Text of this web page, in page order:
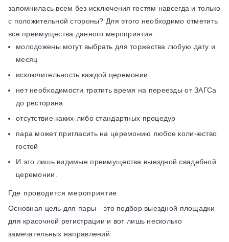
запомнилась всем без исключения гостям навсегда и только
с положительной стороны? Для этого необходимо отметить
все преимущества данного мероприятия:
молодожены могут выбрать для торжества любую дату и
месяц
исключительность каждой церемонии
нет необходимости тратить время на переезды от ЗАГСа
до ресторана
отсутствие каких-либо стандартных процедур
пара может пригласить на церемонию любое количество
гостей
И это лишь видимые преимущества выездной свадебной
церемонии.
Где проводится мероприятие
Основная цель для пары - это подбор выездной площадки
для красочной регистрации и вот лишь несколько
замечательных направлений: